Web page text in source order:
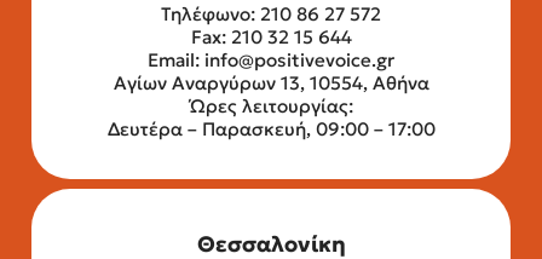
Τηλέφωνο: 210 86 27 572
Fax: 210 32 15 644
Email: info@positivevoice.gr
Αγίων Αναργύρων 13, 10554, Αθήνα
Ώρες λειτουργίας:
Δευτέρα – Παρασκευή, 09:00 – 17:00
Θεσσαλονίκη